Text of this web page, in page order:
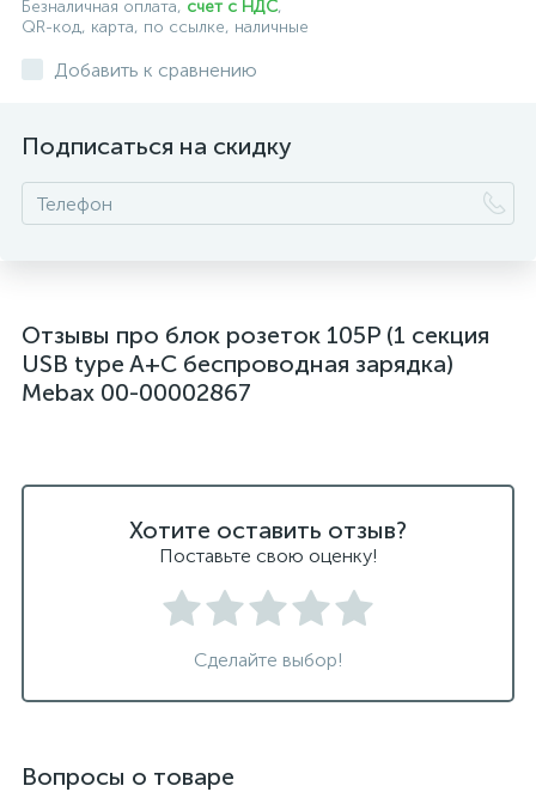
Безналичная оплата, счет с НДС,
QR-код, карта, по ссылке, наличные
Добавить к сравнению
Подписаться на скидку
Отзывы про блок розеток 105P (1 секция
USB type A+C беспроводная зарядка)
Mebax 00-00002867
Хотите оставить отзыв?
Поставьте свою оценку!
Сделайте выбор!
Вопросы о товаре